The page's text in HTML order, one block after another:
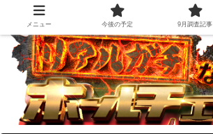
メニュー 今後の予定 9月調査記事